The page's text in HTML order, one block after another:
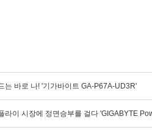
는 바로 나! '기가바이트 GA-P67A-UD3R'
라이 시장에 정면승부를 걸다 'GIGABYTE